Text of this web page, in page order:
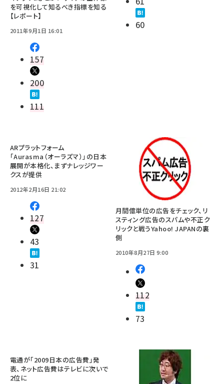
を可視化して知るべき指標を知る
【レポート】
2011年9月1日 16:01
157
200
111
60
ARプラットフォーム
「Aurasma（オーラズマ）」の日本
展開が本格化、まずナレッジワー
クスが提供
2012年2月16日 21:02
127
43
31
月間億単位の広告をチェック、リ
スティング広告のスパムや不正ク
リックと戦うYahoo! JAPANの裏
側
2010年8月27日 9:00
112
73
電通が「2009日本の広告費」発
表、ネット広告費はテレビに次いで
2位に